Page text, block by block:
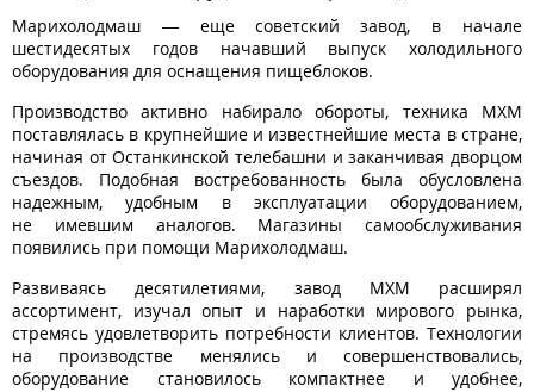
Марихолодмаш — еще советский завод, в начале
шестидесятых годов начавший выпуск холодильного
оборудования для оснащения пищеблоков.
Производство активно набирало обороты, техника МХМ
поставлялась в крупнейшие и известнейшие места в стране,
начиная от Останкинской телебашни и заканчивая дворцом
съездов. Подобная востребованность была обусловлена
надежным, удобным в эксплуатации оборудованием,
не имевшим аналогов. Магазины самообслуживания
появились при помощи Марихолодмаш.
Развиваясь десятилетиями, завод МХМ расширял
ассортимент, изучал опыт и наработки мирового рынка,
стремясь удовлетворить потребности клиентов. Технологии
на производстве менялись и совершенствовались,
оборудование становилось компактнее и удобнее,